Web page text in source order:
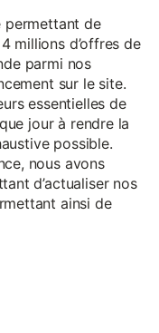
permettant de
millions d’offres de
parmi nos
sur le site.
essentielles de
jour à rendre la
possible.
nous avons
d’actualiser nos
ainsi de